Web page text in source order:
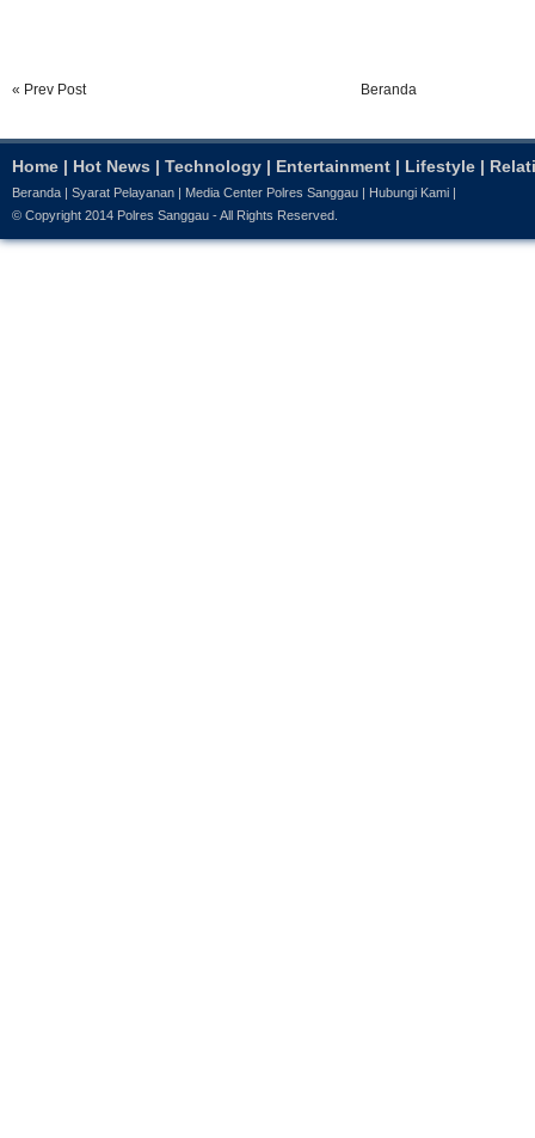
« Prev Post Beranda
Home | Hot News | Technology | Entertainment | Lifestyle |
Beranda Syarat Pelayanan Media Center Polres Sanggau Hubungi Kami
© Copyright 2014 Polres Sanggau - All Rights Reserved.